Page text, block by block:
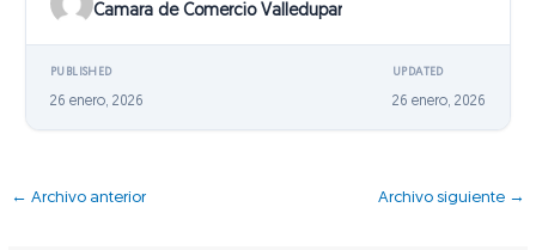
Camara de Comercio Valledupar
PUBLISHED
26 enero, 2026
UPDATED
26 enero, 2026
← Archivo anterior Archivo siguiente →